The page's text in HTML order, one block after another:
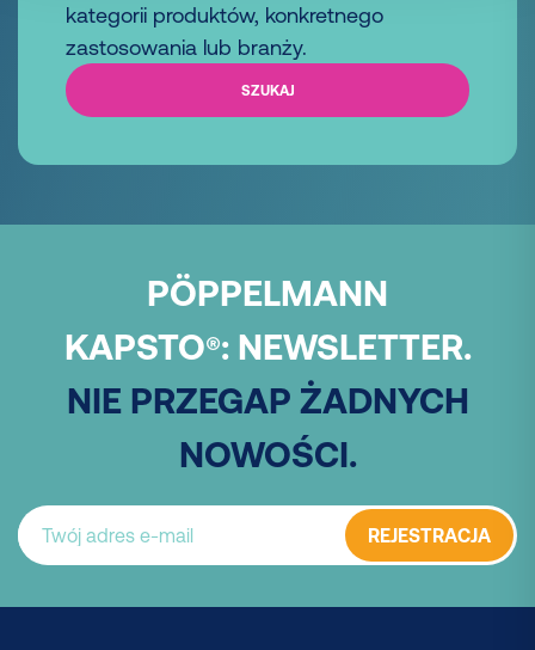
kategorii produktów, konkretnego
zastosowania lub branży.
SZUKAJ
PÖPPELMANN
KAPSTO®: NEWSLETTER.
NIE PRZEGAP ŻADNYCH
NOWOŚCI.
REJESTRACJA